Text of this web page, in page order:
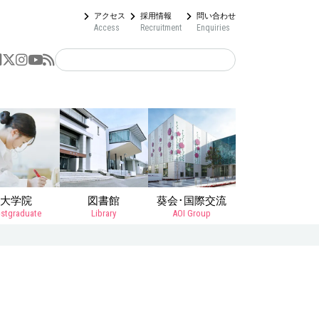
アクセス
Access
採用情報
Recruitment
問い合わせ
Enquiries
大学院 図書館
Library
葵会･国際交流
AOI Group